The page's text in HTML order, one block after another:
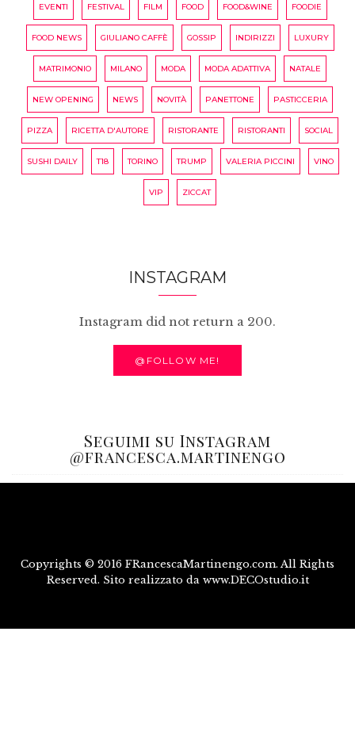
EVENTI FESTIVAL FILM FOOD FOOD&WINE FOODIE
FOOD NEWS GIULIANO CAFFÈ GOSSIP INDIRIZZI LUXURY
MATRIMONIO MILANO MODA MODA ADATTIVA NATALE
NEW OPENING NEWS NOVITÀ PANETTONE PASTICCERIA
PIZZA RICETTA D'AUTORE RISTORANTE RISTORANTI SOCIAL
SUSHI DAILY T18 TORINO TRUMP VALERIA PICCINI VINO
VIP ZICCAT
INSTAGRAM
Instagram did not return a 200.
@FOLLOW ME!
Seguimi su Instagram
@francesca.martinengo
Copyrights © 2016 FRancescaMartinengo.com. All Rights
Reserved. Sito realizzato da www.DECOstudio.it